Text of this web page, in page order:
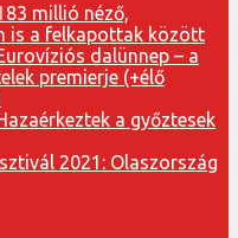
millió néző,
is a felkapottak között
dalünnep – a
premierje (+élő
a győztesek
2021: Olaszország